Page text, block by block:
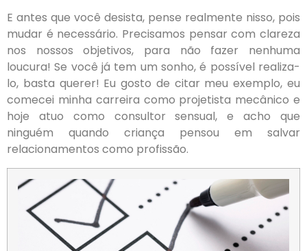
E antes que você desista, pense realmente nisso, pois
mudar é necessário. Precisamos pensar com clareza
nos nossos objetivos, para não fazer nenhuma
loucura! Se você já tem um sonho, é possível realiza-
lo, basta querer! Eu gosto de citar meu exemplo, eu
comecei minha carreira como projetista mecânico e
hoje atuo como consultor sensual, e acho que
ninguém quando criança pensou em salvar
relacionamentos como profissão.